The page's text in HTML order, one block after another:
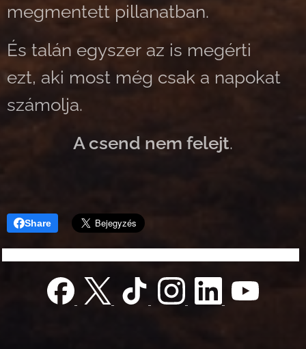
megmentett pillanatban.
És talán egyszer az is megérti
ezt, aki most még csak a napokat
számolja.
A csend nem felejt.
Share